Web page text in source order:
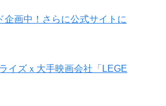
企画中！さらに公式サイトに
イズｘ大手映画会社「LEGE